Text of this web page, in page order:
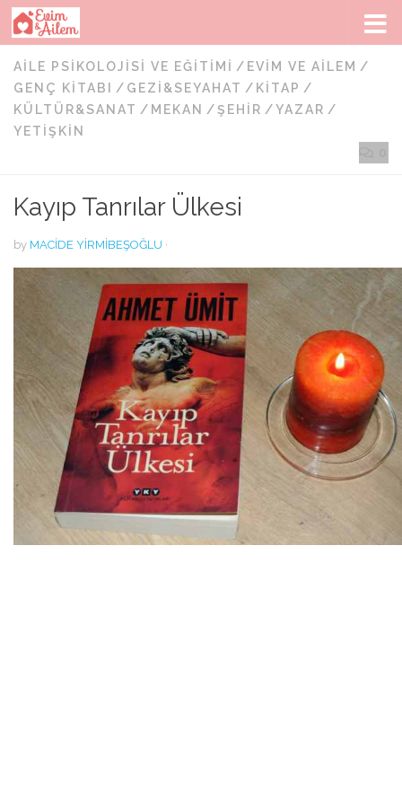
Skip to content
AILE PSIKOLOJISI VE EĞITIMI / EVIM VE AILEM /
GENÇ KITABI
/ GEZI&SEYAHAT / KITAP /
KÜLTÜR&SANAT / MEKAN /ŞEHIR /YAZAR /
YETIŞKIN
Kayıp Tanrılar Ülkesi
by MACIDE YIRMIBEŞOĞLU ·